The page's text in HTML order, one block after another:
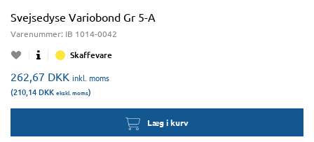
Svejsedyse Variobond Gr 5-A
Varenummer: IB 1014-0042
Skaffevare
262,67 DKK inkl. moms
(210,14 DKK ekskl. moms)
Læg i kurv